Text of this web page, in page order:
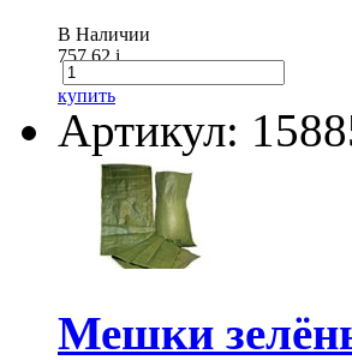
В Наличии
757.62i
купить
Артикул:
Мешки